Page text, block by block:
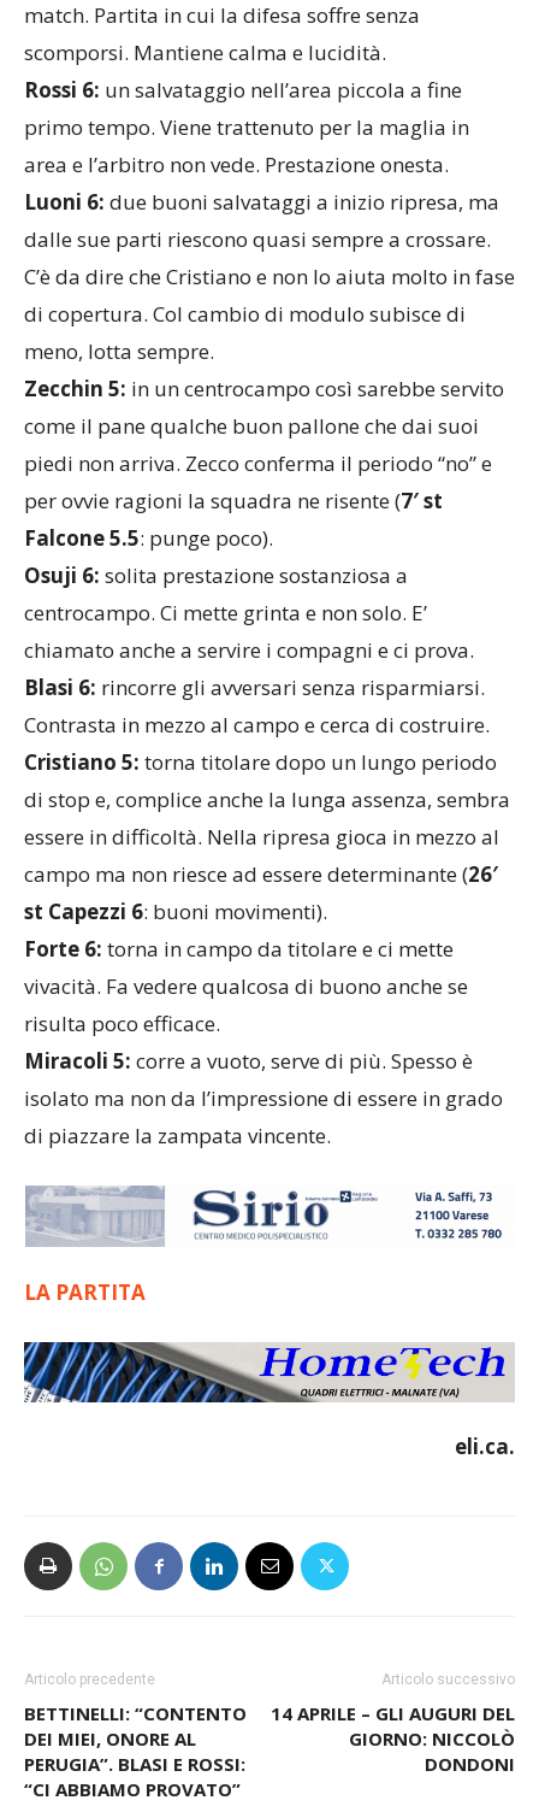
match. Partita in cui la difesa soffre senza
scomporsi. Mantiene calma e lucidità.
Rossi 6: un salvataggio nell’area piccola a fine
primo tempo. Viene trattenuto per la maglia in
area e l’arbitro non vede. Prestazione onesta.
Luoni 6: due buoni salvataggi a inizio ripresa, ma
dalle sue parti riescono quasi sempre a crossare.
C’è da dire che Cristiano e non lo aiuta molto in fase
di copertura. Col cambio di modulo subisce di
meno, lotta sempre.
Zecchin 5: in un centrocampo così sarebbe servito
come il pane qualche buon pallone che dai suoi
piedi non arriva. Zecco conferma il periodo “no” e
per ovvie ragioni la squadra ne risente (7′ st
Falcone 5.5: punge poco).
Osuji 6: solita prestazione sostanziosa a
centrocampo. Ci mette grinta e non solo. E’
chiamato anche a servire i compagni e ci prova.
Blasi 6: rincorre gli avversari senza risparmiarsi.
Contrasta in mezzo al campo e cerca di costruire.
Cristiano 5: torna titolare dopo un lungo periodo
di stop e, complice anche la lunga assenza, sembra
essere in difficoltà. Nella ripresa gioca in mezzo al
campo ma non riesce ad essere determinante (26′
st Capezzi 6: buoni movimenti).
Forte 6: torna in campo da titolare e ci mette
vivacità. Fa vedere qualcosa di buono anche se
risulta poco efficace.
Miracoli 5: corre a vuoto, serve di più. Spesso è
isolato ma non da l’impressione di essere in grado
di piazzare la zampata vincente.
Articolo precedente
BETTINELLI: “CONTENTO
DEI MIEI, ONORE AL
Articolo successivo
14 APRILE – GLI AUGURI DEL